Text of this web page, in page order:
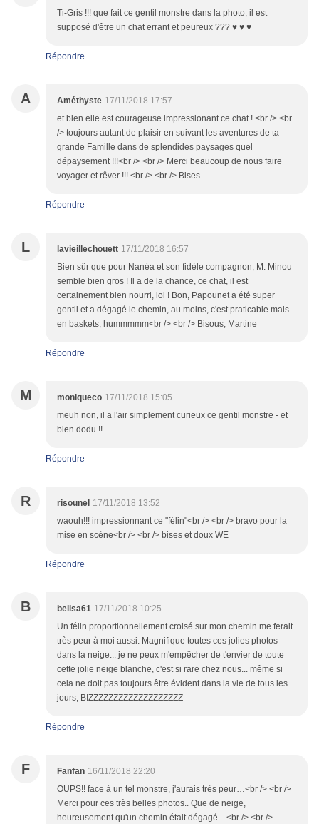
Ti-Gris !!! que fait ce gentil monstre dans la photo, il est
supposé d'être un chat errant et peureux ??? ♥ ♥ ♥
Répondre
A Améthyste 17/11/2018 17:57
et bien elle est courageuse impressionant ce chat ! <br /> <br
/> toujours autant de plaisir en suivant les aventures de ta
grande Famille dans de splendides paysages quel
dépaysement !!!<br /> <br /> Merci beaucoup de nous faire
voyager et rêver !!! <br /> <br /> Bises
Répondre
L lavieillechouett 17/11/2018 16:57
Bien sûr que pour Nanéa et son fidèle compagnon, M. Minou
semble bien gros ! Il a de la chance, ce chat, il est
certainement bien nourri, lol ! Bon, Papounet a été super
gentil et a dégagé le chemin, au moins, c'est praticable mais
en baskets, hummmmm<br /> <br /> Bisous, Martine
Répondre
M moniqueco 17/11/2018 15:05
meuh non, il a l'air simplement curieux ce gentil monstre - et
bien dodu !!
Répondre
R risounel 17/11/2018 13:52
waouh!!! impressionnant ce "félin"<br /> <br /> bravo pour la
mise en scène<br /> <br /> bises et doux WE
Répondre
B belisa61 17/11/2018 10:25
Un félin proportionnellement croisé sur mon chemin me ferait
très peur à moi aussi. Magnifique toutes ces jolies photos
dans la neige... je ne peux m'empêcher de t'envier de toute
cette jolie neige blanche, c'est si rare chez nous... même si
cela ne doit pas toujours être évident dans la vie de tous les
jours, BIZZZZZZZZZZZZZZZZZZZ
Répondre
F Fanfan 16/11/2018 22:20
OUPS!! face à un tel monstre, j'aurais très peur…<br /> <br />
Merci pour ces très belles photos.. Que de neige,
heureusement qu'un chemin était dégagé…<br /> <br />